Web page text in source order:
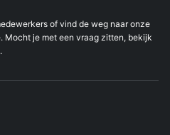
of vind de weg naar onze
Mocht je met een vraag zitten, bekijk
.